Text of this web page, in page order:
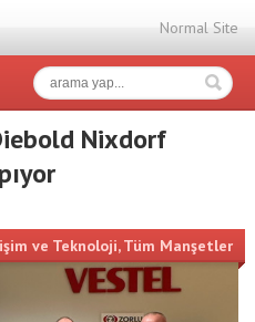
Normal Site
Nixdorf
ve Teknoloji,Tüm Manşetler